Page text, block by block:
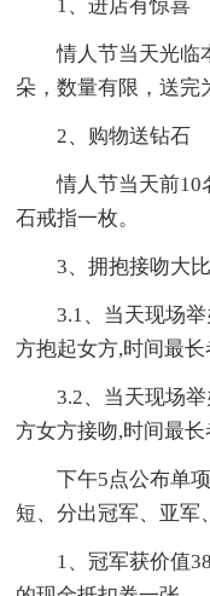
1、进店有惊喜
情人节当天光临
朵，数量有限，送完
2、购物送钻石
情人节当天前10
石戒指一枚。
3、拥抱接吻大
3.1、当天现场
方抱起女方,时间最长
3.2、当天现场
方女方接吻,时间最长
下午5点公布单
短、分出冠军、亚军
1、冠军获价值